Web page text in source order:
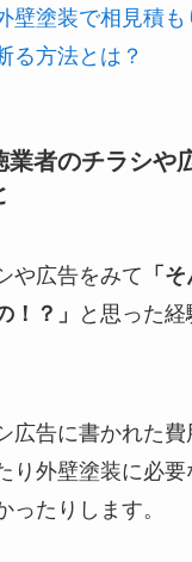
壁塗装で相見積
る方法とは？
業者のチラシや
や広告をみて 「
！？」
と思った
広告に書かれた
り外壁塗装に必
ったりします。